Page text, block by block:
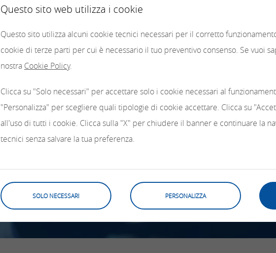
Questo sito web utilizza i cookie
Questo sito utilizza alcuni cookie tecnici necessari per il corretto
cookie di terze parti per cui è necessario il tuo preventivo consenso. Se vuoi
nostra Cookie Policy.
Clicca su "Solo necessari" per accettare solo i cookie necessari al
"Personalizza" per scegliere quali tipologie di cookie accettare. Clicca su
all'uso di tutti i cookie. Clicca sulla "X" per chiudere il banner e continuare la
tecnici senza salvare la tua preferenza.
SOLO NECESSARI PERSONALIZZA